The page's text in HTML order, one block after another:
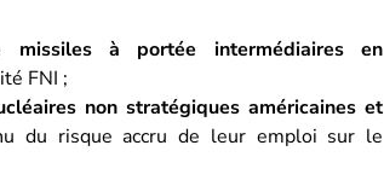
à portée intermédiaires en
FNI ;
non stratégiques américaines et
du risque accru de leur emploi sur le